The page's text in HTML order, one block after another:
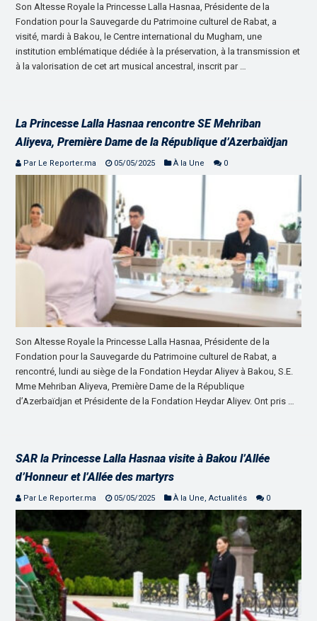
Son Altesse Royale la Princesse Lalla Hasnaa, Présidente de la
Fondation pour la Sauvegarde du Patrimoine culturel de Rabat, a
visité, mardi à Bakou, le Centre international du Mugham, une
institution emblématique dédiée à la préservation, à la transmission et
à la valorisation de cet art musical ancestral, inscrit par …
La Princesse Lalla Hasnaa rencontre SE Mehriban
Aliyeva, Première Dame de la République d’Azerbaïdjan
Par Le Reporter.ma 05/05/2025 À la Une 0
Son Altesse Royale la Princesse Lalla Hasnaa, Présidente de la
Fondation pour la Sauvegarde du Patrimoine culturel de Rabat, a
rencontré, lundi au siège de la Fondation Heydar Aliyev à Bakou, S.E.
Mme Mehriban Aliyeva, Première Dame de la République
d’Azerbaïdjan et Présidente de la Fondation Heydar Aliyev. Ont pris …
SAR la Princesse Lalla Hasnaa visite à Bakou l’Allée
d’Honneur et l’Allée des martyrs
Par Le Reporter.ma 05/05/2025 À la Une,Actualités 0